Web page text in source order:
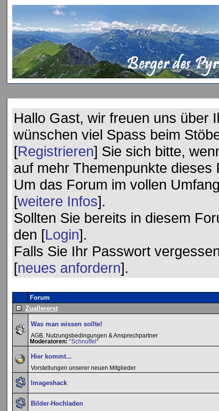
Hallo Gast, wir freuen uns über
wünschen viel Spass beim
[Registrieren] Sie sich bitte,
auf mehr Themenpunkte
Um das Forum im vollen
[weitere Infos].
Sollten Sie bereits in diesem
den [Login].
Falls Sie Ihr Passwort
[neues anfordern].
Forum
Zuallererst
Was man wissen sollte!
AGB, Nutzungsbedingungen & Ansprechpartner
Moderatoren: *Schnuffel*
Hier kommt...
Vorstellungen unserer neuen Mitglieder
Imageshack
Bilder-Hochladen